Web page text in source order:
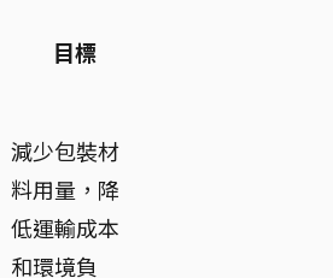
目標
減少包裝材
料用量，降
低運輸成本
和環境負